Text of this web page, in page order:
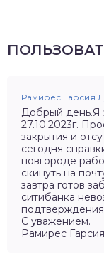
Рамирес Гарсия
Добрый
27.10.2023г.
закрытия и
сегодня
новгороде
скинуть на
завтра готов
ситибанка
С уважением.
Рамирес